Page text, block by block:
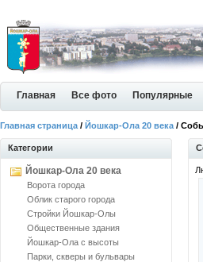
Главная Все фото Популярные
Главная страница / Йошкар-Ола 20 века /
Категории
Йошкар-Ола 20 века
Ворота города
Облик старого города
Стройки Йошкар-Олы
Общественные здания
Йошкар-Ола с высоты
Парки, скверы и бульвары